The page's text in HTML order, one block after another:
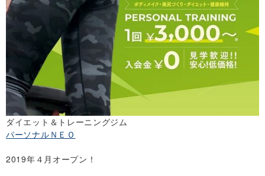
ダイエット＆トレーニングジム
パーソナルＮＥＯ
2019年４月オープン！